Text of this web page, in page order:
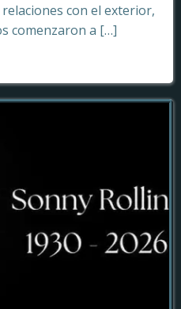
con el exterior,
comenzaron a […]